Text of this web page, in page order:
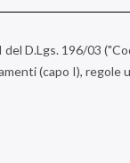
D.Lgs. 196/03
(capo I), regole